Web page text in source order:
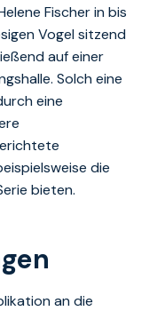
Fischer in bis
Vogel sitzend
auf einer
Solch eine
eine
die
bieten.
an die